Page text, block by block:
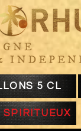
5 CL
SPIRITUEUX